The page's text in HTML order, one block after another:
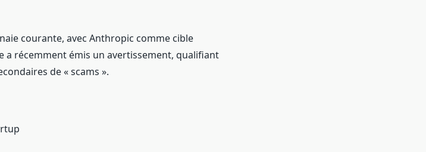
courante, avec Anthropic comme cible
a récemment émis un avertissement, qualifiant
de « scams ».